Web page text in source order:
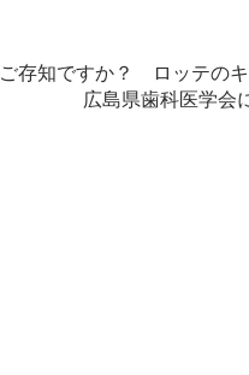
ご存知ですか？ ロッテの
広島県歯科医学会